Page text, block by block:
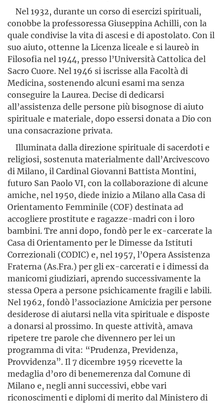
Nel 1932, durante un corso di esercizi spirituali,
conobbe la professoressa Giuseppina Achilli, con la
quale condivise la vita di ascesi e di apostolato. Con il
suo aiuto, ottenne la Licenza liceale e si laureò in
Filosofia nel 1944, presso l’Università Cattolica del
Sacro Cuore. Nel 1946 si iscrisse alla Facoltà di
Medicina, sostenendo alcuni esami ma senza
conseguire la Laurea. Decise di dedicarsi
all’assistenza delle persone più bisognose di aiuto
spirituale e materiale, dopo essersi donata a Dio con
una consacrazione privata.
Illuminata dalla direzione spirituale di sacerdoti e
religiosi, sostenuta materialmente dall’Arcivescovo
di Milano, il Cardinal Giovanni Battista Montini,
futuro San Paolo VI, con la collaborazione di alcune
amiche, nel 1950, diede inizio a Milano alla Casa di
Orientamento Femminile (COF) destinata ad
accogliere prostitute e ragazze-madri con i loro
bambini. Tre anni dopo, fondò per le ex-carcerate la
Casa di Orientamento per le Dimesse da Istituti
Correzionali (CODIC) e, nel 1957, l’Opera Assistenza
Fraterna (As.Fra.) per gli ex-carcerati e i dimessi da
manicomi giudiziari, aprendo successivamente la
stessa Opera a persone psichicamente fragili e labili.
Nel 1962, fondò l’associazione Amicizia per persone
desiderose di aiutarsi nella vita spirituale e disposte
a donarsi al prossimo. In queste attività, amava
ripetere tre parole che divennero per lei un
programma di vita: “Prudenza, Previdenza,
Provvidenza”. Il 7 dicembre 1959 ricevette la
medaglia d’oro di benemerenza dal Comune di
Milano e, negli anni successivi, ebbe vari
riconoscimenti e diplomi di merito dal Ministero di